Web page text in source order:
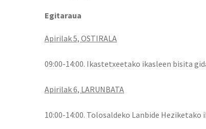
Egitaraua
Apirilak 5, OSTIRALA
09:00-14:00. Ikastetxeetako ikasleen bisita
Apirilak 6, LARUNBATA
10:00-14:00. Tolosaldeko Lanbide